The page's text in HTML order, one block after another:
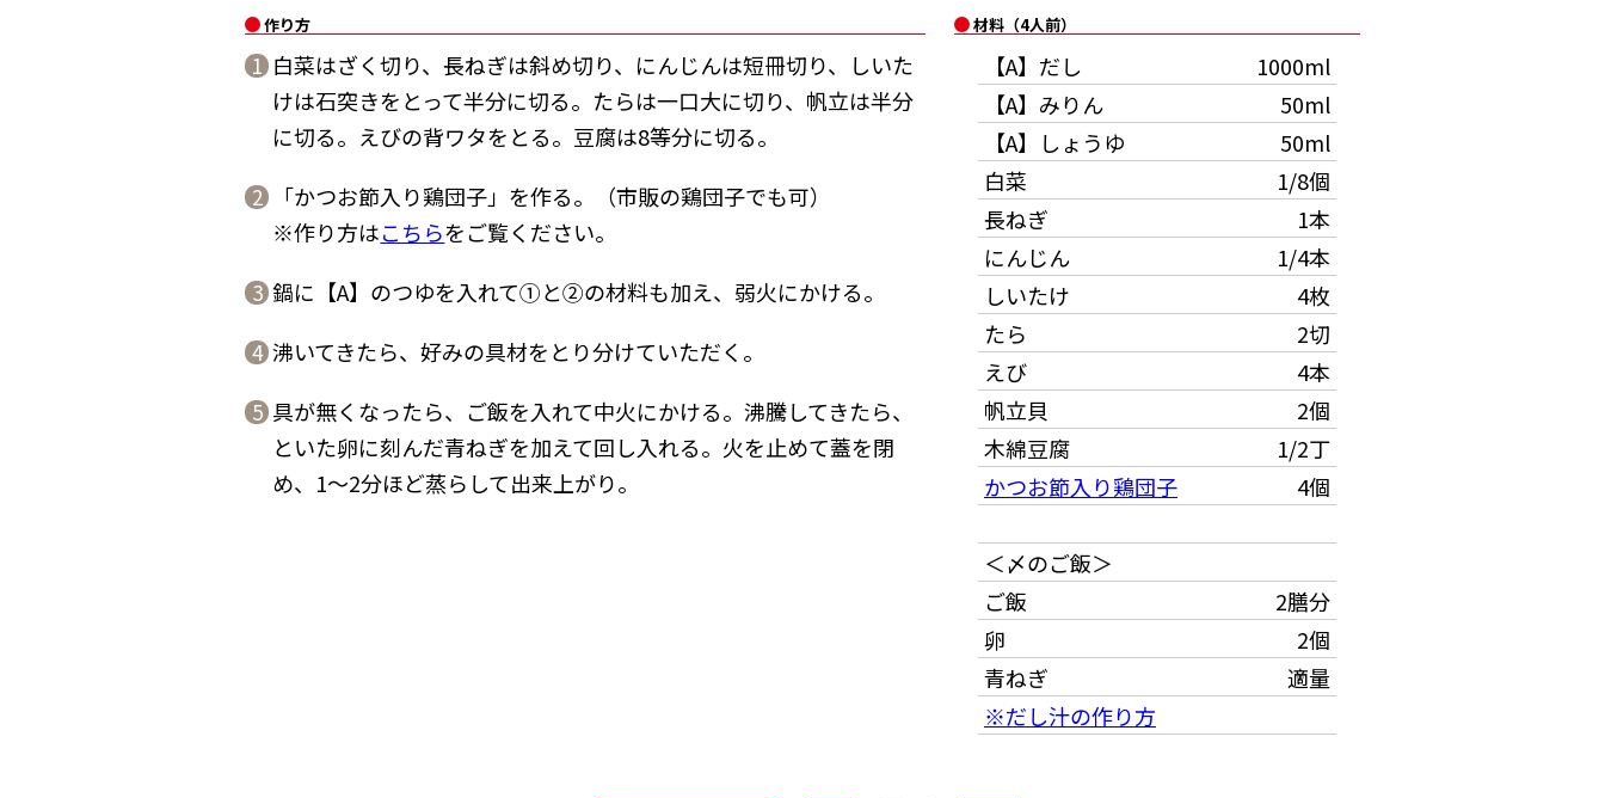
作り方
1 白菜はざく切り、長ねぎは斜め切り、にんじんは短冊切り、しいた
けは石突きをとって半分に切る。たらは一口大に切り、帆立は半分
に切る。えびの背ワタをとる。豆腐は8等分に切る。
2
「かつお節入り鶏団子」を作る。（市販の鶏団子でも可）
※作り方はこちらをご覧ください。
3 鍋に【A】のつゆを入れて①と②の材料も加え、弱火にかける。
4 沸いてきたら、好みの具材をとり分けていただく。
5 具が無くなったら、ご飯を入れて中火にかける。沸騰してきたら、
といた卵に刻んだ青ねぎを加えて回し入れる。火を止めて蓋を閉
め、1〜2分ほど蒸らして出来上がり。
材料（4人前）
【A】だし
1000ml
【A】みりん
50ml
【A】しょうゆ
50ml
白菜
1/8個
長ねぎ
1本
にんじん
1/4本
しいたけ
4枚
たら
2切
えび
4本
帆立貝
2個
木綿豆腐
1/2丁
かつお節入り鶏団子
4個
＜〆のご飯＞
ご飯
2膳分
卵
2個
青ねぎ
適量
※だし汁の作り方